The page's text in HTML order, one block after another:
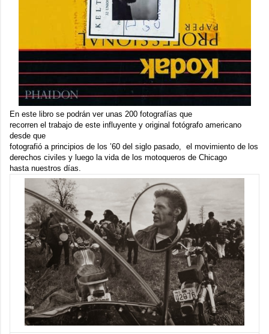
En este libro se podrán ver unas 200 fotografías que
recorren el trabajo de este influyente y original fotógrafo americano
desde que
fotografió a principios de los ’60 del siglo pasado, el movimiento de los
derechos civiles y luego la vida de los motoqueros de Chicago
hasta nuestros días.